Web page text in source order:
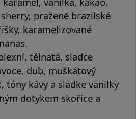
pražené brazilské
karamelizované
tělnatá, sladce
dub, muškátový
tóny kávy a sladké vanilky
dotykem skořice a